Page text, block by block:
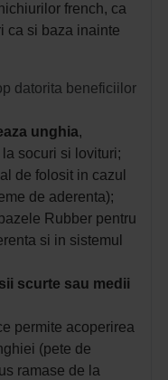
french, ca
ca si baza inainte
datorita beneficiilor
unghia,
socuri si lovituri;
de folosit in cazul
de aderenta);
Rubber pentru
si in sistemul
scurte sau medii
permite acoperirea
(pete de
ramase de la